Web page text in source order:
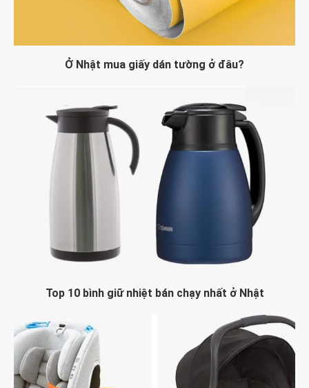
Ở Nhật mua giấy dán tường ở đâu?
Top 10 bình giữ nhiệt bán chạy nhất ở Nhật